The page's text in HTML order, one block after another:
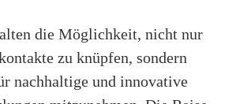
die Möglichkeit, nicht nur
zu knüpfen, sondern
nachhaltige und innovative